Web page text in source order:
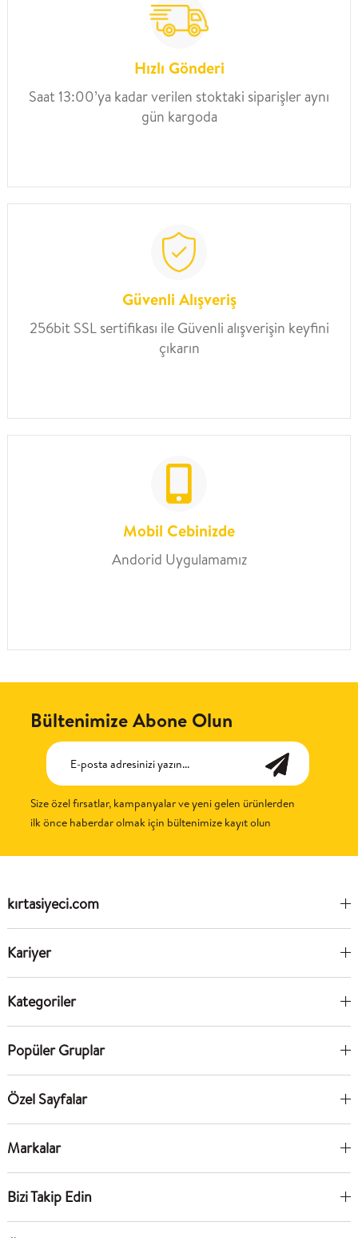
Hızlı Gönderi
Saat 13:00’ya kadar verilen stoktaki siparişler aynı
gün kargoda
Güvenli Alışveriş
256bit SSL sertifikası ile Güvenli alışverişin keyfini
çıkarın
Mobil Cebinizde
Andorid Uygulamamız
Bültenimize Abone Olun
Size özel fırsatlar, kampanyalar ve yeni gelen ürünlerden
ilk önce haberdar olmak için bültenimize kayıt olun
kırtasiyeci.com
Kariyer
Kategoriler
Popüler Gruplar
Özel Sayfalar
Markalar
Bizi Takip Edin